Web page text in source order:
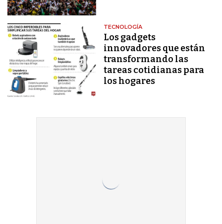
TECNOLOGÍA
Los gadgets
innovadores que están
transformando las
tareas cotidianas para
los hogares